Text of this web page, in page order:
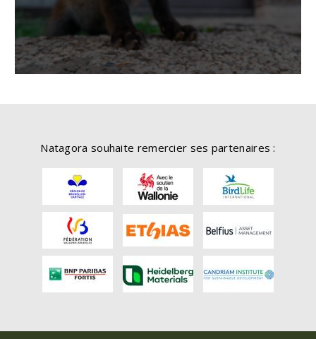
Natagora souhaite remercier ses partenaires :